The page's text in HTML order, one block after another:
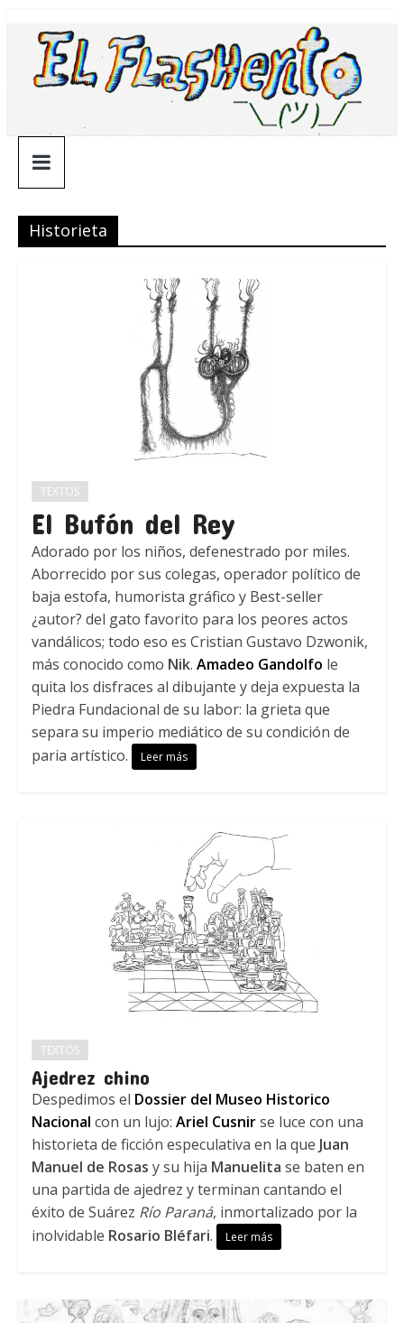
contenido
¯\_(ツ)_/
¯
Historieta
TEXTOS
El Bufón del Rey
Adorado por los niños, defenestrado por miles.
Aborrecido por sus colegas, operador político de
baja estofa, humorista gráfico y Best-seller
¿autor? del gato favorito para los peores actos
vandálicos; todo eso es Cristian Gustavo Dzwonik,
más conocido como Nik. Amadeo Gandolfo le
quita los disfraces al dibujante y deja expuesta la
Piedra Fundacional de su labor: la grieta que
separa su imperio mediático de su condición de
paria artístico.
Leer más
TEXTOS
Ajedrez chino
Despedimos el Dossier del Museo Historico
Nacional con un lujo: Ariel Cusnirse luce con una
historieta de ficción especulativa en la que Juan
Manuel de Rosas y su hija Manuelita se baten en
una partida de ajedrez y terminan cantando el
éxito de Suárez Río Paraná, inmortalizado por la
inolvidable Rosario Bléfari. Leer más